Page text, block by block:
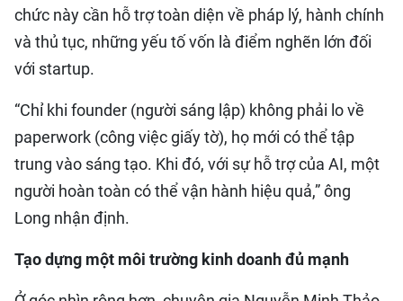
chức này cần hỗ trợ toàn diện về pháp lý, hành chính
và thủ tục, những yếu tố vốn là điểm nghẽn lớn đối
với startup.
“Chỉ khi founder (người sáng lập) không phải lo về
paperwork (công việc giấy tờ), họ mới có thể tập
trung vào sáng tạo. Khi đó, với sự hỗ trợ của AI, một
người hoàn toàn có thể vận hành hiệu quả,” ông
Long nhận định.
Tạo dựng một môi trường kinh doanh đủ mạnh